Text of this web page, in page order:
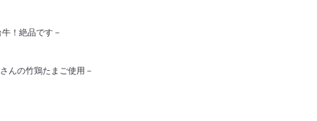
！絶品です－
んの竹鶏たまご使用－